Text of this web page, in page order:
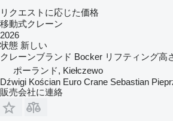
リクエストに応じた価格
移動式クレーン
2026
状態 新しい
クレーンブランド Bocker リフティング高
ポーランド, Kiełczewo
Dźwigi Kościan Euro Crane Sebastian
販売会社に連絡